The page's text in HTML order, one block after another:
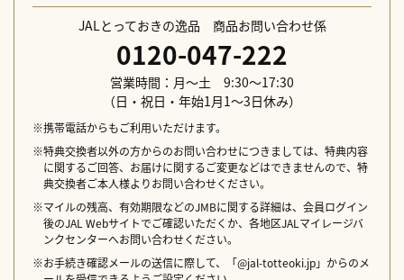
特定原材料：小麦・卵・乳成分・えび
お申し込み期間：12月10日（水）
お届け期間：12月29日（月）
お届け時間の指定はできません。離島を含む一部の地域につきまし
ては、お届けが出来ない場合がございます。詳細はJALとっておきの
逸品お問い合わせ係までご連絡ください。
配送日指定不可
JALとっておきの逸品 商品お問い合わせ係
0120-047-222
営業時間：月～土 9:30～17:30
（日・祝日・年始1月1～3日休み）
※携帯電話からもご利用いただけます。
※特典交換者以外の方からのお問い合わせにつきましては、特典内容
に関するご回答、お届けに関するご変更などはできませんので、特
典交換者ご本人様よりお問い合わせください。
※マイルの残高、有効期限などのJMBに関する詳細は、会員ログイン
後のJAL Webサイトでご確認いただくか、各地区JALマイレージバ
ンクセンターへお問い合わせください。
※お手続き確認メールの送信に際して、「@jal-totteoki.jp」からのメ